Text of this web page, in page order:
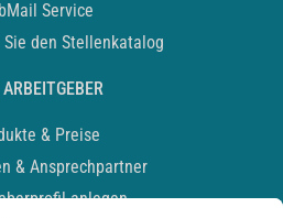
Service
Sie den Stellenkatalog
ARBEITGEBER
& Preise
& Ansprechpartner
anlegen